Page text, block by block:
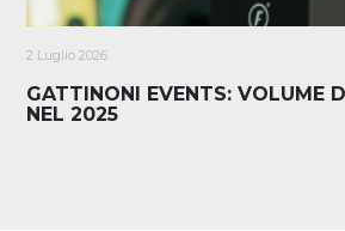
2 Luglio 2026
GATTINONI EVENTS: VOLUME
NEL 2025